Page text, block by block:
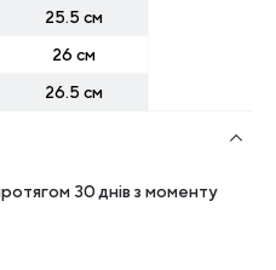
25.5 см
26 см
26.5 см
30 днів з моменту